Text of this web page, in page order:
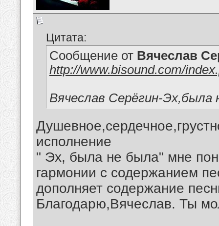
Цитата:
Сообщение от Вячеслав
http://www.bisound.com/
Вячеслав Серёгин-Эх,была
исполнение
" Эх, была не была" мне
гармонии с содержанием
дополняет содержание
Благодарю,Вячеслав. Ты